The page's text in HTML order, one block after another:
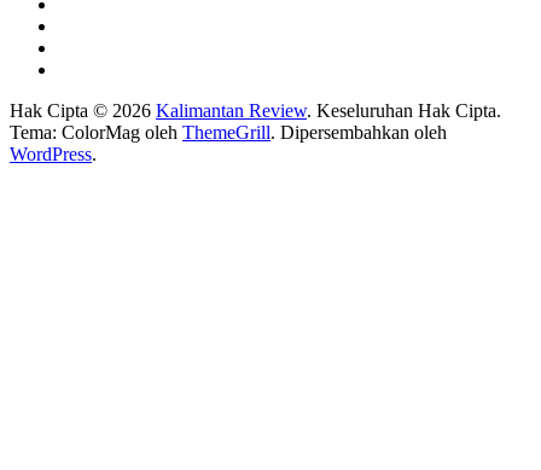
Hak Cipta © 2026 Kalimantan Review. Keseluruhan Hak Cipta.
Tema: ColorMag oleh ThemeGrill. Dipersembahkan oleh
WordPress.